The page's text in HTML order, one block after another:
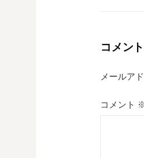
コメン
メールア
コメント